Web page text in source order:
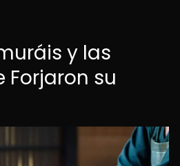
y las
Forjaron su